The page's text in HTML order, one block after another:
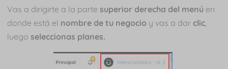
Vas a dirigirte a la parte superior derecha del menú en
donde está el nombre de tu negocio y vas a dar clic
luego seleccionas planes.